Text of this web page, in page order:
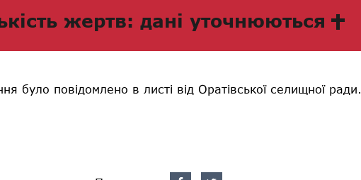
жертв: дані уточнюються
було повідомлено в листі від Оратівської селищної ради.